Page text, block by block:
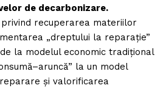
de decarbonizare.
recuperarea materiilor
„dreptului la reparație”
la modelul economic tradițional
la un model
și valorificarea